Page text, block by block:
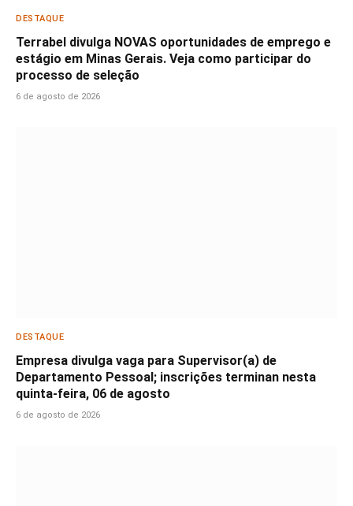
DESTAQUE
Terrabel divulga NOVAS oportunidades de emprego e
estágio em Minas Gerais. Veja como participar do
processo de seleção
6 de agosto de 2026
DESTAQUE
Empresa divulga vaga para Supervisor(a) de
Departamento Pessoal; inscrições terminan nesta
quinta-feira, 06 de agosto
6 de agosto de 2026